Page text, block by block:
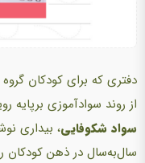
دفتری که برای کودکان
از روند سوادآموزی برپایه
سواد شکوفایی، بیداری
سال‌به‌سال در ذهن کودکان